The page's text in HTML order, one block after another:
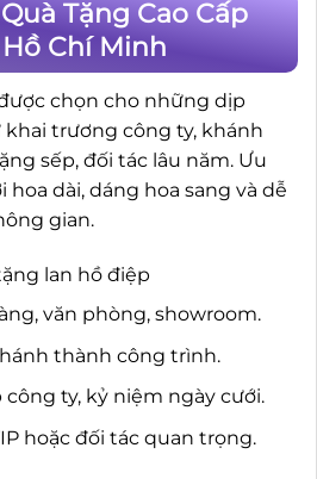
Tặng Cao Cấp
Chí Minh
chọn cho những dịp
trương công ty, khánh
sếp, đối tác lâu năm. Ưu
dài, dáng hoa sang và dễ
gian.
lan hồ điệp
văn phòng, showroom.
thành công trình.
ty, kỷ niệm ngày cưới.
hoặc đối tác quan trọng.